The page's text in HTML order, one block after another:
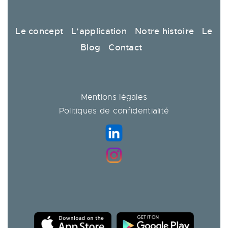
Le concept L’application Notre histoire
Le
Blog
Contact
Mentions légales
Politiques de confidentialité